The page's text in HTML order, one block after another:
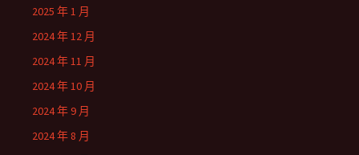
2025 年 1 月
2024 年 12 月
2024 年 11 月
2024 年 10 月
2024 年 9 月
2024 年 8 月